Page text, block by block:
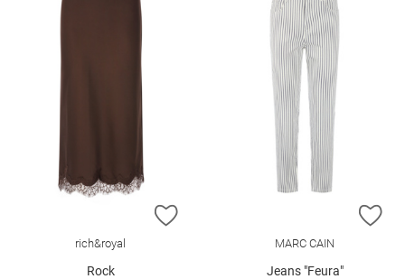
ZUR WUNSCHLISTE HINZUFÜGEN
rich&royal
Rock
MARC CAIN
Jeans "Feura"